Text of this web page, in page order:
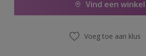
Vind een winkel
Voeg toe aan klus